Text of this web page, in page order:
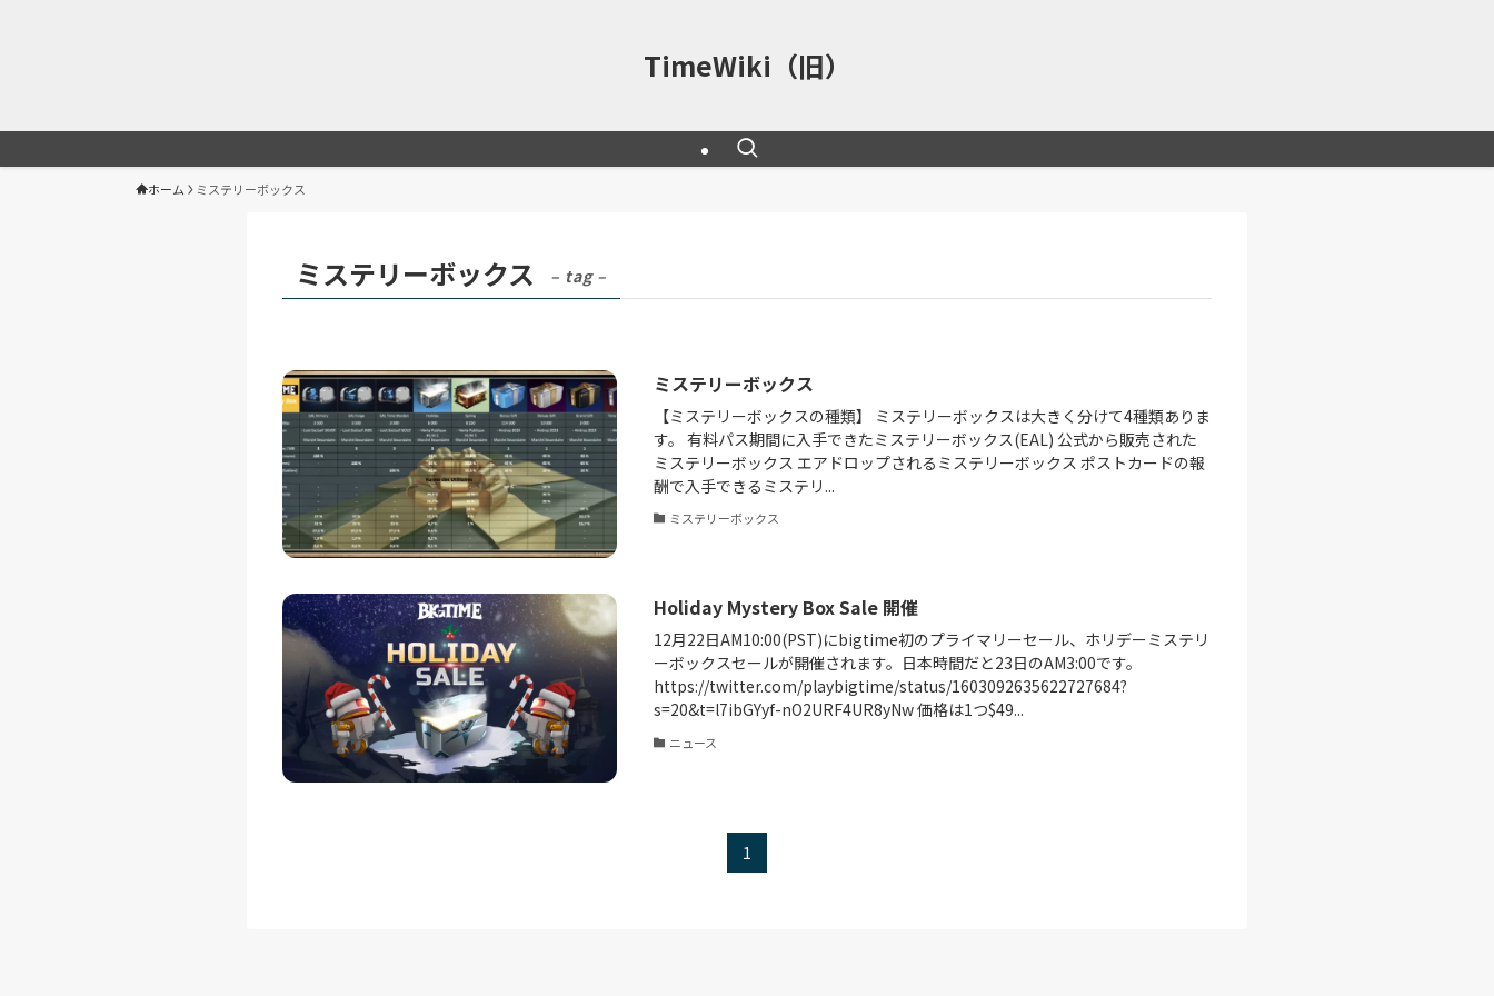
TimeWiki（旧）
ホーム ミステリーボックス
ミステリーボックス – tag –
ミステリーボックス
【ミステリーボックスの種類】 ミステリーボックスは大きく分けて4種類ありま
す。 有料パス期間に入手できたミステリーボックス(EAL) 公式から販売された
ミステリーボックス エアドロップされるミステリーボックス ポストカードの報
酬で入手できるミステリ...
ミステリーボックス
Holiday Mystery Box Sale 開催
12月22日AM10:00(PST)にbigtime初のプライマリーセール、ホリデーミステリ
ーボックスセールが開催されます。日本時間だと23日のAM3:00です。
https://twitter.com/playbigtime/status/1603092635622727684?
s=20&t=l7ibGYyf-nO2URF4UR8yNw 価格は1つ$49...
ニュース
1